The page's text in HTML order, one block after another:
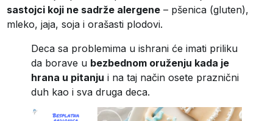
sastojci koji ne sadrže alergene – pšenica (gluten),
mleko, jaja, soja i orašasti plodovi.
Deca sa problemima u ishrani će imati priliku
da borave u bezbednom oruženju kada je
hrana u pitanju i na taj način osete praznični
duh kao i sva druga deca.